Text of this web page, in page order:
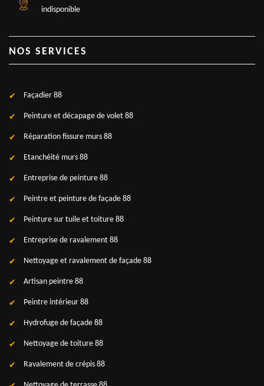
indisponible
NOS SERVICES
Façadier 88
Peinture et décapage de volet 88
Réparation fissure murs 88
Etanchéité murs 88
Entreprise de peinture 88
Peintre et peinture de façade 88
Peinture sur tuile et toiture 88
Entreprise de ravalement 88
Nettoyage et ravalement de façade 88
Artisan peintre 88
Peintre intérieur 88
Hydrofuge de façade 88
Nettoyage de toiture 88
Ravalement de crépis 88